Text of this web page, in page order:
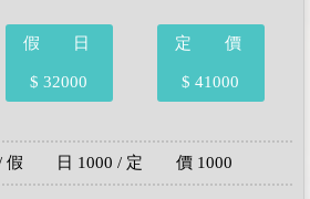
假 日
$ 32000
定 價
$ 41000
假 日 1000 / 定 價 1000